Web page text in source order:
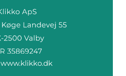
www.klikko.dk